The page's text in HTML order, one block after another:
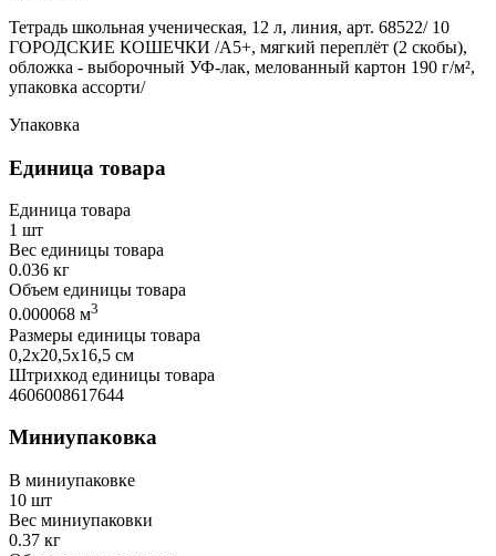
Тетрадь школьная ученическая, 12 л, линия, арт. 68522/ 10
ГОРОДСКИЕ КОШЕЧКИ /А5+, мягкий переплёт (2 скобы),
обложка - выборочный УФ-лак, мелованный картон 190 г/м²,
упаковка ассорти/
Упаковка
Единица товара
Единица товара
1 шт
Вес единицы товара
0.036 кг
Объем единицы товара
0.000068 м3
Размеры единицы товара
0,2х20,5х16,5 см
Штрихкод единицы товара
4606008617644
Миниупаковка
В миниупаковке
10 шт
Вес миниупаковки
0.37 кг